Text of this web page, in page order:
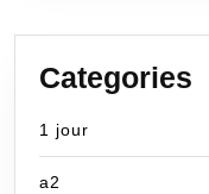
Categories
1 jour
a2